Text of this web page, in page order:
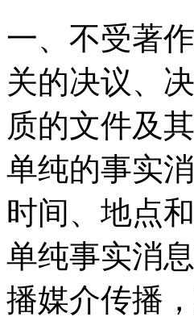
一、不受著
关的决议、
质的文件及
单纯的事实
时间、地点
单纯事实消
播媒介传播